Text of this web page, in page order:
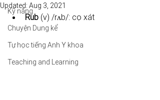
Kỹ năng
Chuyện Dung kể
Tự học tiếng Anh Y khoa
Teaching and Learning
Updated: Aug 3, 2021
Rub (v) /rʌb/: cọ xát